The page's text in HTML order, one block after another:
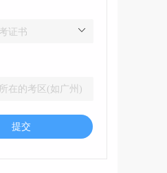
提交